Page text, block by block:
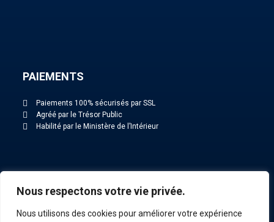
Nous respectons votre vie privée.
Nous utilisons des cookies pour améliorer votre expérience
PAIEMENTS
Paiements 100% sécurisés par SSL
Agréé par le Trésor Public
Habilité par le Ministère de l’Intérieur
NOS ACTUALITÉS
Toutes nos actualités